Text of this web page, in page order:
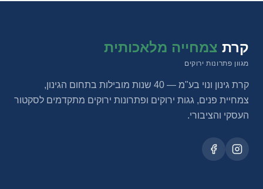
קרת צמחייה מלאכותית
מגוון פתרונות ירוקים
קרת גינון ונוי בע"מ — 40 שנות מובילות בתחום הגינון,
צמחיית פנים, גגות ירוקים ופתרונות ירוקים מתקדמים לסקטור
העסקי והציבורי.